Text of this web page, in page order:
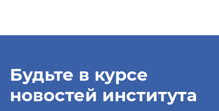
Будьте в курсе
новостей института